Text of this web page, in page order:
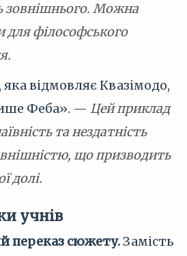
зовнішнього. Можна
для філософського
відмовляє Квазімодо,
Феба». — Цей приклад
та нездатність
що призводить
долі.
учнів
переказ сюжету.Замість